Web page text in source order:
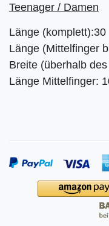
Teenager / Damen
Länge
Länge (Mittelfinger
Breite (überhalb
Länge Mittelfinger: